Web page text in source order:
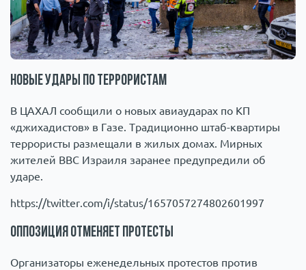
Новые удары по террористам
В ЦАХАЛ сообщили о новых авиаударах по КП
«джихадистов» в Газе. Традиционно штаб-квартиры
террористы размещали в жилых домах. Мирных
жителей ВВС Израиля заранее предупредили об
ударе.
https://twitter.com/i/status/1657057274802601997
Оппозиция отменяет протесты
Организаторы еженедельных протестов против